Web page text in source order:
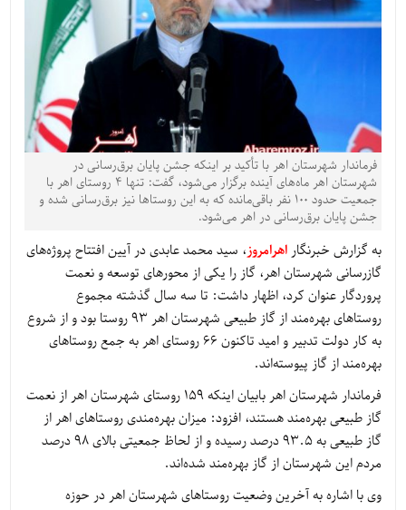
فرماندار شهرستان اهر با تأکید بر اینکه جشن پایان برق‌رسانی در
شهرستان اهر ماه‌های آینده برگزار می‌شود، گفت: تنها 4 روستای اهر با
جمعیت حدود 100 نفر باقی‌مانده که به این روستاها نیز برق‌رسانی شده و
جشن پایان برق‌رسانی در اهر می‌شود.
به گزارش خبرنگاراهرامروز، سید محمد عابدی در آیین افتتاح پروژه‌های
گازرسانی شهرستان اهر، گاز را یکی از محورهای توسعه و نعمت
پروردگار عنوان کرد، اظهار داشت: تا سه سال گذشته مجموع
روستاهای بهره‌مند از گاز طبیعی شهرستان اهر 93 روستا بود و از شروع
به کار دولت تدبیر و امید تاکنون 66 روستای اهر به جمع روستاهای
بهره‌مند از گاز پیوسته‌اند.
فرماندار شهرستان اهر بابیان اینکه 159 روستای شهرستان اهر از نعمت
گاز طبیعی بهره‌مند هستند، افزود: میزان بهره‌مندی روستاهای اهر از
گاز طبیعی به 93.5 درصد رسیده و از لحاظ جمعیتی بالای 98 درصد
مردم این شهرستان از گاز بهره‌مند شده‌اند.
وی با اشاره به آخرین وضعیت روستاهای شهرستان اهر در حوزه